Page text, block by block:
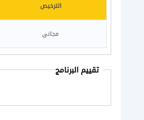
الترخيص
مجاني
تقييم البرنامج